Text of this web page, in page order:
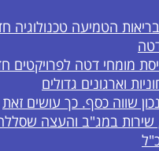
הטמיעה טכנולוגיה
מומחי דטה לפרויקטים
וארגונים גדולים
שווה כסף. כך עושים זאת
שירות במג"ב והעצה